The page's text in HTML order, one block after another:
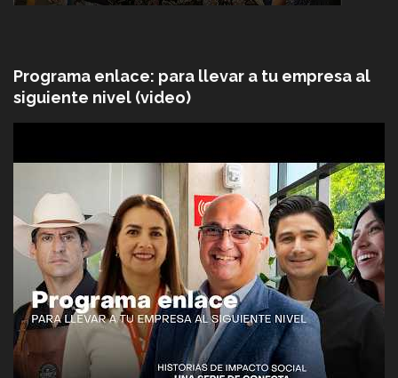
Programa enlace: para llevar a tu empresa al
siguiente nivel (video)